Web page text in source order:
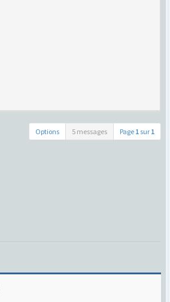
Options 5 messages Page 1 sur 1